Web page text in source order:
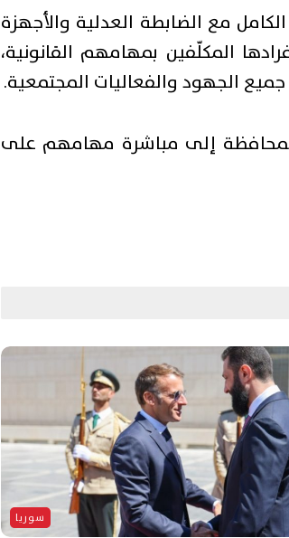
مع الضابطة العدلية والأجهزة
المكلّفين بمهامهم القانونية،
الجهود والفعاليات المجتمعية.
المحافظة إلى مباشرة مهامهم على
سوريا